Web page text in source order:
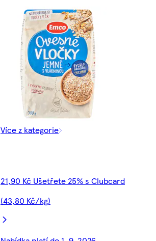
Více z kategorie
21,90 Kč Ušetřete 25% s Clubcard
(43,80 Kč/kg)